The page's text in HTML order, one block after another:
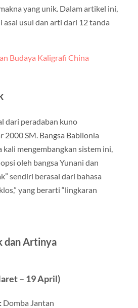
yang unik. Dalam artikel ini,
asal usul dan arti dari 12 tanda
Budaya Kaligrafi China
dari peradaban kuno
2000 SM. Bangsa Babilonia
kali mengembangkan sistem ini,
oleh bangsa Yunani dan
sendiri berasal dari bahasa
yang berarti “lingkaran
dan Artinya
– 19 April)
Domba Jantan